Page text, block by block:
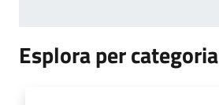
Esplora per categoria